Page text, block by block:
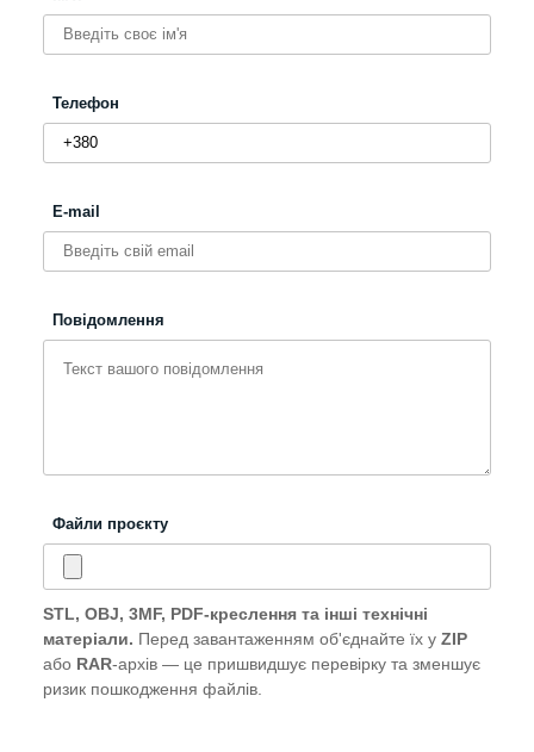
Телефон
E-mail
Повідомлення
Файли проєкту
STL, OBJ, 3MF, PDF-креслення та інші технічні
матеріали. Перед завантаженням об'єднайте їх уZIP
або RAR-архів — це пришвидшує перевірку та зменшує
ризик пошкодження файлів.